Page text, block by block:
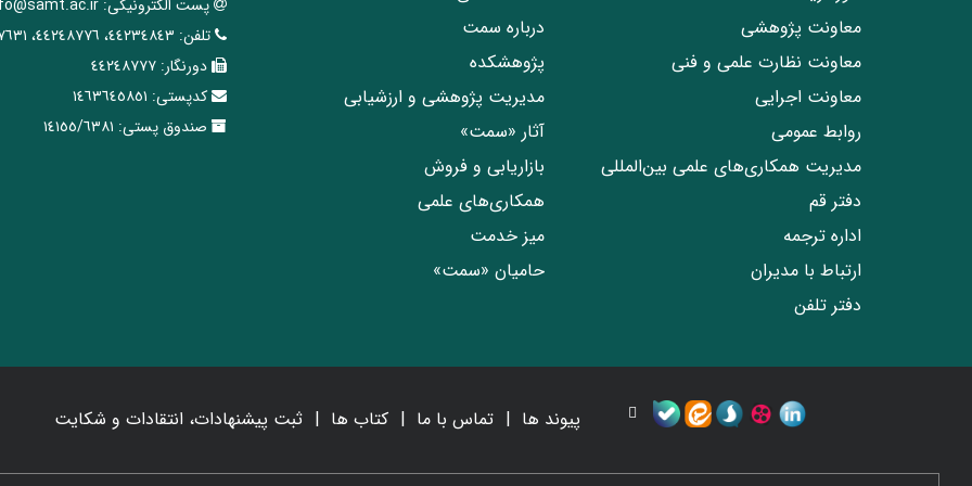
معاونت پژوهشی
معاونت نظارت علمی و فنی
معاونت اجرایی
روابط عمومی
مدیریت همکاری‌های علمی بین‌المللی
دفتر قم
اداره ترجمه
ارتباط با مدیران
دفتر تلفن
درباره سمت
پژوهشکده
مدیریت پژوهشی و ارزشیابی
آثار «سمت»
بازاریابی و فروش
همکاری‌های علمی
میز خدمت
حامیان «سمت»
پست الکترونیکی:
تلفن: ٤٤٢٣٤٨٤٣، ٤٤٢٤٨٧٧٦، ٤٤٢٤٧٦٣١
دورنگار: ٤٤٢٤٨٧٧٧
کدپستی: ١٤٦٣٦٤٥٨٥١
صندوق پستی: ١٤١٥٥/٦٣٨١
پیوند ها تماس با ما کتاب ها ثبت پیشنهادات، انتقادات و شکایت